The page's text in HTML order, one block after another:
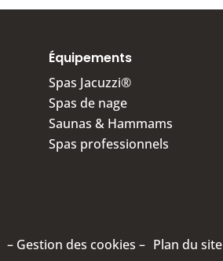
Équipements
Spas Jacuzzi®
Spas de nage
Saunas & Hammams
Spas professionnels
– Gestion des cookies – Plan du site